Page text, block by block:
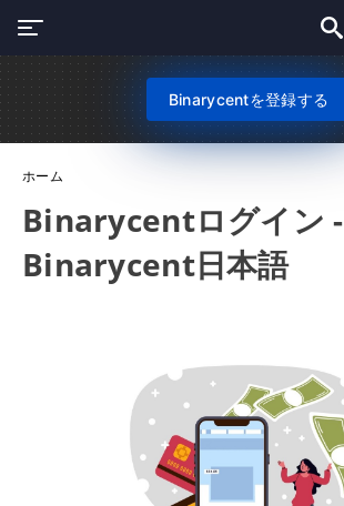
Binarycentを登録する
ホーム
Binarycentログイン -
Binarycent日本語